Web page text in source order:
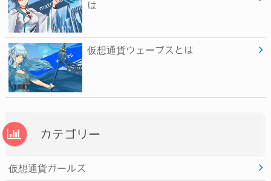
は
仮想通貨ウェーブスとは
カテゴリー
仮想通貨ガールズ